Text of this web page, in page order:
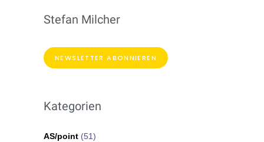
Stefan Milcher
NEWSLETTER ABONNIEREN
Kategorien
AS/point (51)